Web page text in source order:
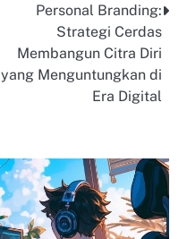
Personal Branding:
Strategi Cerdas
Membangun Citra Diri
yang Menguntungkan di
Era Digital